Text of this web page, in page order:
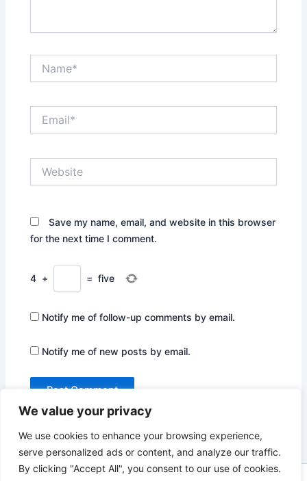
We value your privacy
We use cookies to enhance your browsing experience,
serve personalized ads or content, and analyze our traffic.
By clicking "Accept All", you consent to our use of cookies.
Save my name, email, and website in this browser
for the next time I comment.
4 + = five
Notify me of follow-up comments by email.
Notify me of new posts by email.